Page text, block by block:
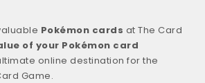
Pokémon cards at The Card
of your Pokémon card
online destination for the
Game.